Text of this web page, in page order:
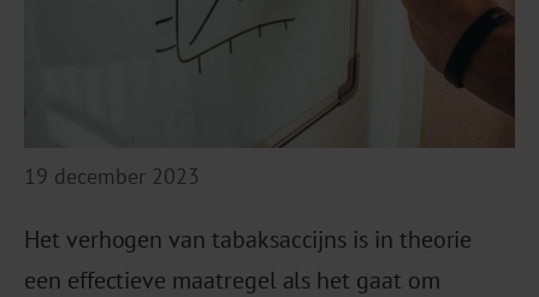
19 december 2023
Het verhogen van tabaksaccijns is in theorie
een effectieve maatregel als het gaat om